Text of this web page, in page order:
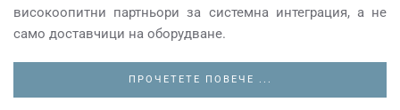
високоопитни партньори за системна интеграция, а не
само доставчици на оборудване.
ПРОЧЕТЕТЕ ПОВЕЧЕ ...